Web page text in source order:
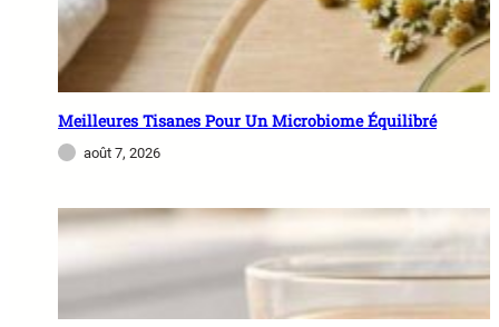
Meilleures Tisanes Pour Un Microbiome Équilibré
août 7, 2026